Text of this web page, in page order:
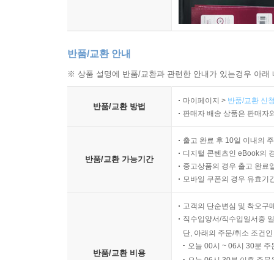
반품/교환 안내
※ 상품 설명에 반품/교환과 관련한 안내가 있는경우 아
반품/교환 방법
마이페이지 > 반품/교환 신
판매자 배송 상품은 판매자
반품/교환 가능기간
출고 완료 후 10일 이내의
디지털 콘텐츠인 eBook의
중고상품의 경우 출고 완료
모바일 쿠폰의 경우 유효기
반품/교환 비용
고객의 단순변심 및 착오구
직수입양서/직수입일서중
단, 아래의 주문/취소 조건
오늘 00시 ~ 06시 30분